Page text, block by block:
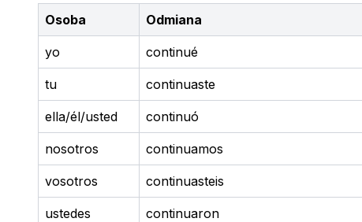
Osoba Odmiana
yo continué
tu continuaste
ella/él/usted continuó
nosotros continuamos
vosotros continuasteis
ustedes continuaron